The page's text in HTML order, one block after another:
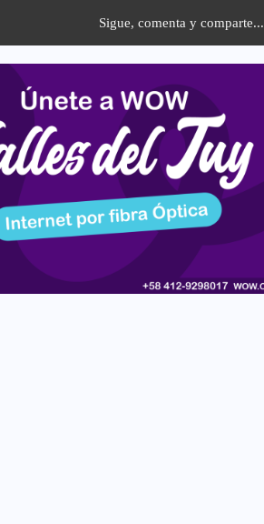
Sigue, comenta y comparte...